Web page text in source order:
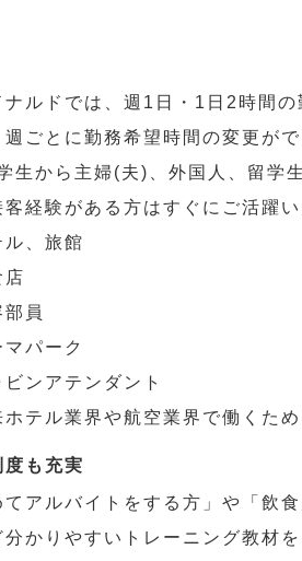
ナルドでは、週1日・1日2時間
週ごとに勤務希望時間の変更が
生から主婦(夫)、外国人、留学
客経験がある方はすぐにご活躍い
ル、旅館
店
部員
マパーク
ビンアテンダント
ホテル業界や航空業界で働くた
度も充実
てアルバイトをする方」や「飲
分かりやすいトレーニング教材